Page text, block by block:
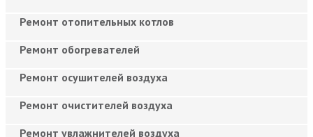
Ремонт отопительных котлов
Ремонт обогревателей
Ремонт осушителей воздуха
Ремонт очистителей воздуха
Ремонт увлажнителей воздуха